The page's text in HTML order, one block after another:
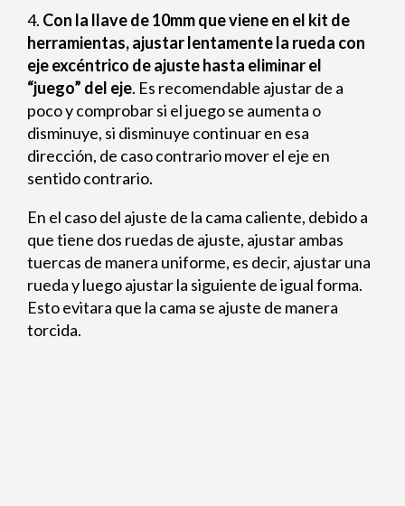
4. Con la llave de 10mm que viene en el kit de
herramientas, ajustar lentamente la rueda con
eje excéntrico de ajuste hasta eliminar el
“juego” del eje. Es recomendable ajustar de a
poco y comprobar si el juego se aumenta o
disminuye, si disminuye continuar en esa
dirección, de caso contrario mover el eje en
sentido contrario.
En el caso del ajuste de la cama caliente, debido a
que tiene dos ruedas de ajuste, ajustar ambas
tuercas de manera uniforme, es decir, ajustar una
rueda y luego ajustar la siguiente de igual forma.
Esto evitara que la cama se ajuste de manera
torcida.